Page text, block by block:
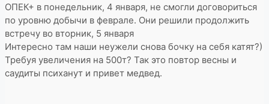
ОПЕК+ в понедельник, 4 января, не смогли договориться
по уровню добычи в феврале. Они решили продолжить
встречу во вторник, 5 января
Интересно там наши неужели снова бочку на себя катят?)
Требуя увеличения на 500т? Так это повтор весны и
саудиты психанут и привет медвед.